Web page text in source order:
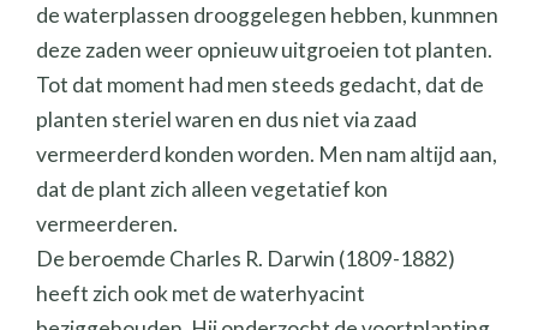
de waterplassen drooggelegen hebben, kunmnen
deze zaden weer opnieuw uitgroeien tot planten.
Tot dat moment had men steeds gedacht, dat de
planten steriel waren en dus niet via zaad
vermeerderd konden worden. Men nam altijd aan,
dat de plant zich alleen vegetatief kon
vermeerderen.
De beroemde Charles R. Darwin (1809-1882)
heeft zich ook met de waterhyacint